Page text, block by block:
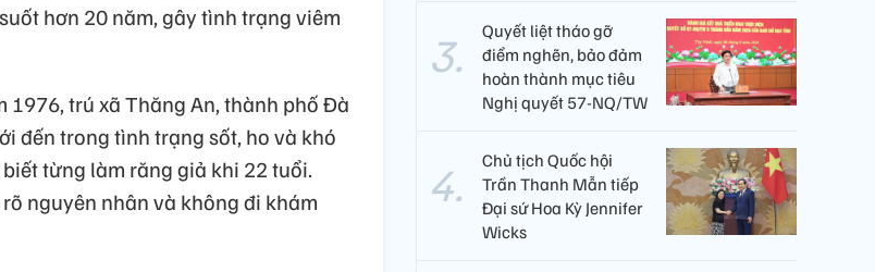
hơn 20 năm, gây tình trạng viêm
trú xã Thăng An, thành phố Đà
đến trong tình trạng sốt, ho và khó
từng làm răng giả khi 22 tuổi.
nguyên nhân và không đi khám
Quyết liệt tháo gỡ
điểm nghẽn, bảo đảm
hoàn thành mục tiêu
Nghị quyết 57-NQ/TW
Chủ tịch Quốc hội
Trần Thanh Mẫn tiếp
Đại sứ Hoa Kỳ Jennifer
Wicks